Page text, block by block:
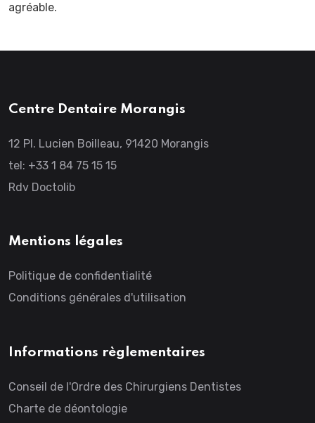
agréable.
Centre Dentaire Morangis
12 Pl. Lucien Boilleau, 91420 Morangis
tel: +33 1 84 75 15 15
Rdv Doctolib
Mentions légales
Politique de confidentialité
Conditions générales d'utilisation
Informations règlementaires
Conseil de l'Ordre des Chirurgiens Dentistes
Charte de déontologie